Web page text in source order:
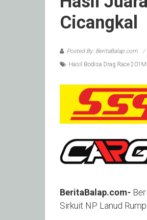
Cicangkal
Posted By: BeritaBalap.com
Hasil Bodisa Drag Race 201M
BeritaBalap.com-
Sirkuit NP Lanud